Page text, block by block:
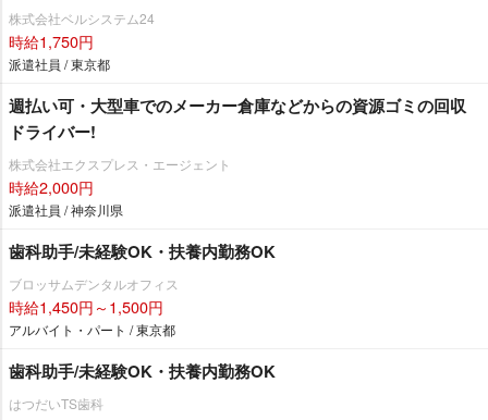
株式会社ベルシステム24
時給1,750円
派遣社員 / 東京都
週払い可・大型車でのメーカー倉庫などからの資源ゴミの回収
ドライバー!
株式会社エクスプレス・エージェント
時給2,000円
派遣社員 / 神奈川県
歯科助手/未経験OK・扶養内勤務OK
ブロッサムデンタルオフィス
時給1,450円～1,500円
アルバイト・パート / 東京都
歯科助手/未経験OK・扶養内勤務OK
はつだいTS歯科